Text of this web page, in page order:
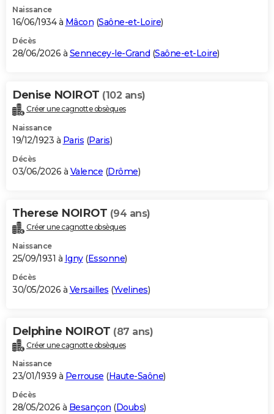
Dictionnaire
Biographies
Citations
Expressions
Proverbes
PROGRAMME TV
S'inscrire
Se connecter
Lycées
Collèges
Primaires
Universités
Entreprises
Service militaire
Avis de recherche
AVIS DE DÉCÈS
Bricolage
Lifestyle
Culture
Sport
Auto
Television
Voyage
Cinema
Naissance
16/06/1934 à Mâcon (Saône-et-Loire)
Décès
28/06/2026 à Sennecey-le-Grand (Saône-et-Loire)
Denise NOIROT (102 ans)
Créer une cagnotte obsèques
Naissance
19/12/1923 à Paris (Paris)
Décès
03/06/2026 à Valence (Drôme)
Therese NOIROT (94 ans)
Créer une cagnotte obsèques
Naissance
25/09/1931 à Igny(Essonne)
Décès
30/05/2026 à Versailles (Yvelines)
Delphine NOIROT (87 ans)
Créer une cagnotte obsèques
Naissance
23/01/1939 à Perrouse (Haute-Saône)
Décès
28/05/2026 à Besançon (Doubs)